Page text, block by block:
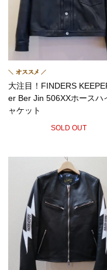
大注目！FINDERS
er Ber Jin 506XXホースハ
ャケット
SOLD OUT